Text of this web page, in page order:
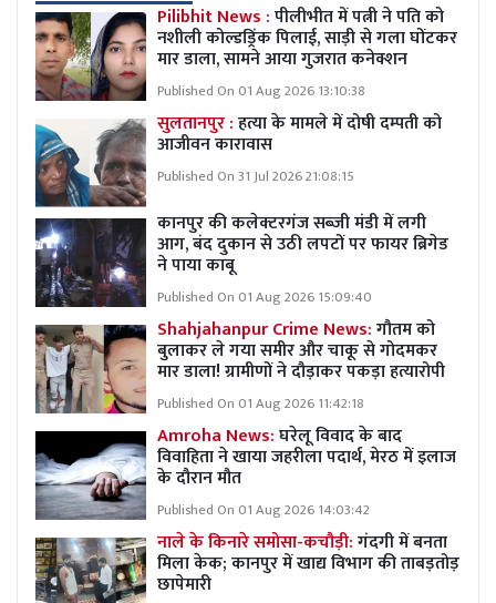
Pilibhit News :पीलीभीत में पत्नी ने पति को
नशीली कोल्डड्रिंक पिलाई, साड़ी से गला घोंटकर
मार डाला, सामने आया गुजरात कनेक्शन
Published On 01 Aug 2026 13:10:38
सुलतानपुर :हत्या के मामले में दोषी दम्पती को
आजीवन कारावास
Published On 31 Jul 2026 21:08:15
कानपुर की कलेक्टरगंज सब्जी मंडी में लगी
आग, बंद दुकान से उठी लपटों पर फायर ब्रिगेड
ने पाया काबू
Published On 01 Aug 2026 15:09:40
Shahjahanpur Crime News:गौतम को
बुलाकर ले गया समीर और चाकू से गोदमकर
मार डाला! ग्रामीणों ने दौड़ाकर पकड़ा हत्यारोपी
Published On 01 Aug 2026 11:42:18
Amroha News:घरेलू विवाद के बाद
विवाहिता ने खाया जहरीला पदार्थ, मेरठ में इलाज
के दौरान मौत
Published On 01 Aug 2026 14:03:42
नाले के किनारे समोसा-कचौड़ी:गंदगी में बनता
मिला केक; कानपुर में खाद्य विभाग की ताबड़तोड़
छापेमारी